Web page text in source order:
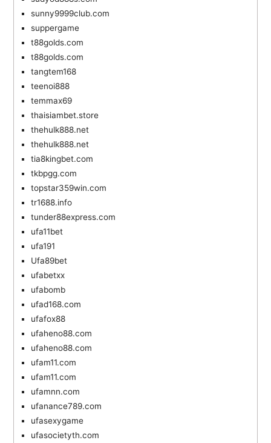
sunny9999club.com
suppergame
t88golds.com
t88golds.com
tangtem168
teenoi888
temmax69
thaisiambet.store
thehulk888.net
thehulk888.net
tia8kingbet.com
tkbpgg.com
topstar359win.com
tr1688.info
tunder88express.com
ufa11bet
ufa191
Ufa89bet
ufabetxx
ufabomb
ufad168.com
ufafox88
ufaheno88.com
ufaheno88.com
ufam11.com
ufam11.com
ufamnn.com
ufanance789.com
ufasexygame
ufasocietyth.com